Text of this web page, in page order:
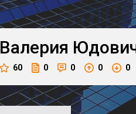
Валерия
60 0 0 0 0